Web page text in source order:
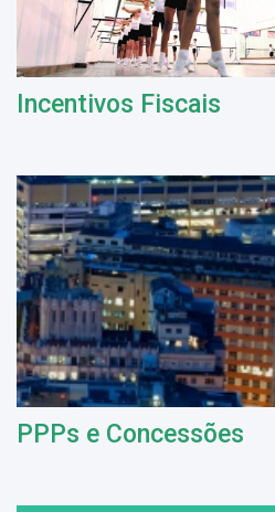
Incentivos Fiscais
PPPs e Concessões